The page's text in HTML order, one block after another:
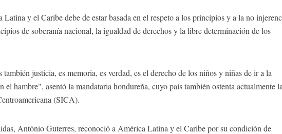
y el Caribe debe de estar basada en el respeto a los principios y a la no
de soberanía nacional, la igualdad de derechos y la libre determinación de los
justicia, es memoria, es verdad, es el derecho de los niños y niñas de ir a la
el hambre", asentó la mandataria hondureña, cuyo país también ostenta actualmente la
(SICA).
António Guterres, reconoció a América Latina y el Caribe por su condición de